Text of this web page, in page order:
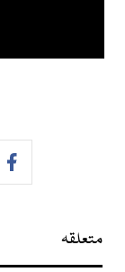
متعلقہ